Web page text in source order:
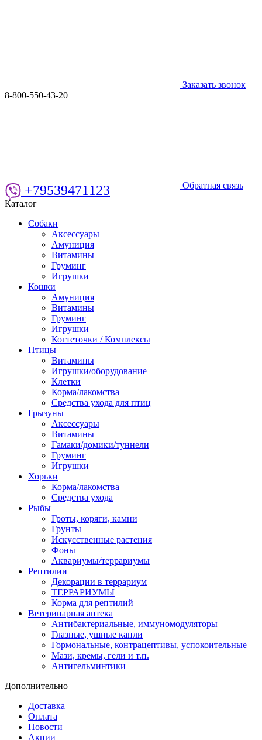
Заказать звонок
8-800-550-43-20
Обратная связь
+79539471123
Каталог
Собаки
Аксессуары
Амуниция
Витамины
Груминг
Игрушки
Кошки
Амуниция
Витамины
Груминг
Игрушки
Когтеточки / Комплексы
Птицы
Витамины
Игрушки/оборудование
Клетки
Корма/лакомства
Средства ухода для птиц
Грызуны
Аксессуары
Витамины
Гамаки/домики/туннели
Груминг
Игрушки
Хорьки
Корма/лакомства
Средства ухода
Рыбы
Гроты, коряги, камни
Грунты
Искусственные растения
Фоны
Аквариумы/террариумы
Рептилии
Декорации в террариум
ТЕРРАРИУМЫ
Корма для рептилий
Ветеринарная аптека
Антибактериальные, иммуномодуляторы
Глазные, ушные капли
Гормональные, контрацептивы, успокоительные
Мази, кремы, гели и т.п.
Антигельминтики
Дополнительно
Доставка
Оплата
Новости
Акции